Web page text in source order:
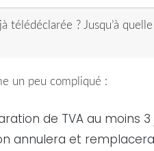
télédéclarée ? Jusqu’à
un peu compliqué :
de TVA au moins
annulera et